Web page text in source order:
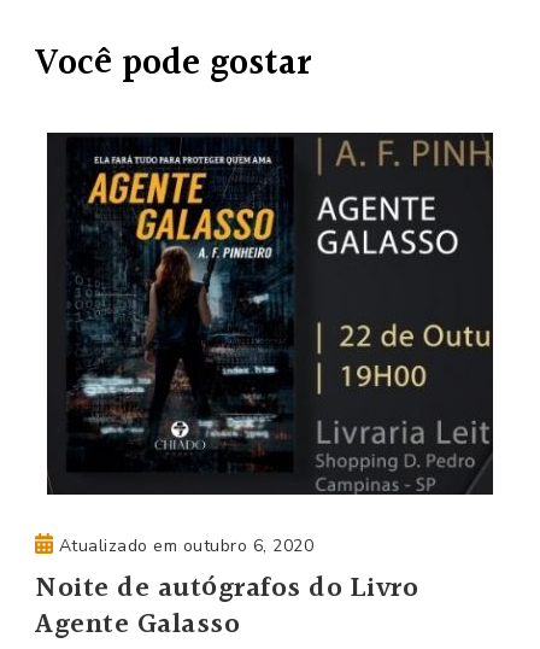
Você pode gostar
Atualizado em outubro 6, 2020
Noite de autógrafos do Livro
Agente Galasso